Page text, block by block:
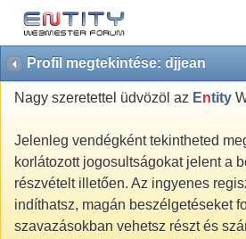
Profil megtekintése: djjean
Nagy szeretettel üdvözöl az Entity
Jelenleg vendégként tekintheted
korlátozott jogosultságokat jelent a
részvételt illetően. Az ingyenes
indíthatsz, magán beszélgetéseket
szavazásokban vehetsz részt és